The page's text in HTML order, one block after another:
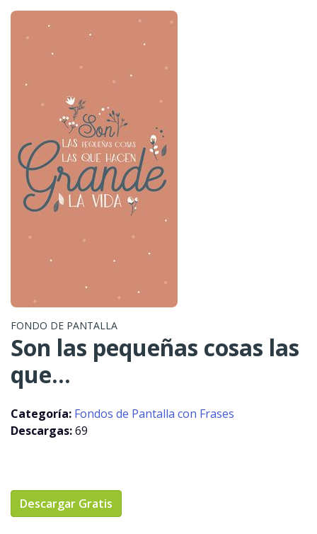
FONDO DE PANTALLA
Son las pequeñas cosas las
que...
Categoría: Fondos de Pantalla con Frases
Descargas:69
Descargar Gratis